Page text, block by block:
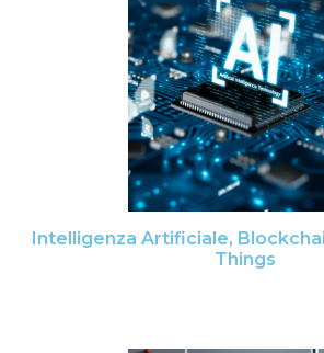
Intelligenza Artificiale,
Things